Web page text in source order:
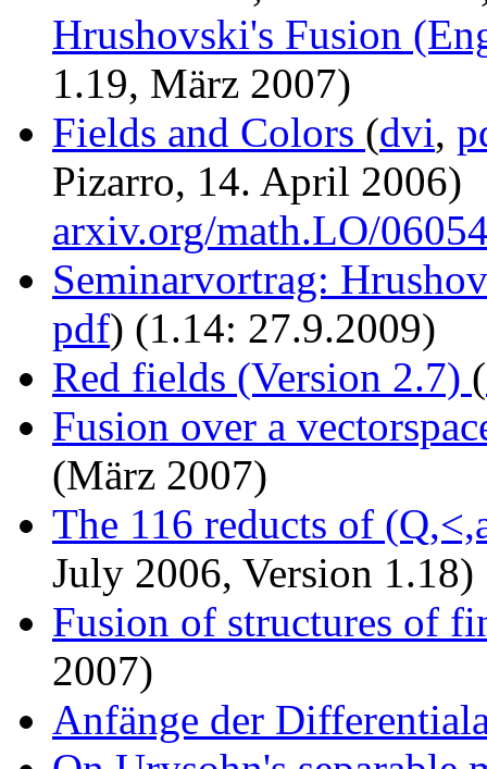
Hrushovski's Fusion
1.19, März 2007)
Fields and Colors (dvi,
Pizarro, 14. April 2006)
arxiv.org/math.LO/
Seminarvortrag:
pdf) (1.14: 27.9.2009)
Red fields (Version 2.7) (
Fusion over a
(März 2007)
The 116 reducts of
July 2006, Version 1.18)
Fusion of structures of
2007)
Anfänge der